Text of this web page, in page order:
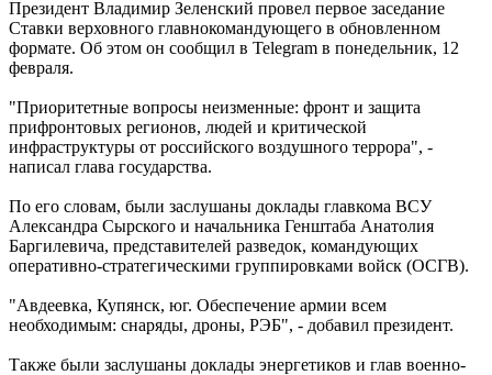
Президент Владимир Зеленский провел первое заседание
Ставки верховного главнокомандующего в обновленном
формате. Об этом он сообщил в Telegram в понедельник, 12
февраля.
"Приоритетные вопросы неизменные: фронт и защита
прифронтовых регионов, людей и критической
инфраструктуры от российского воздушного террора", -
написал глава государства.
По его словам, были заслушаны доклады главкома ВСУ
Александра Сырского и начальника Генштаба Анатолия
Баргилевича, представителей разведок, командующих
оперативно-стратегическими группировками войск (ОСГВ).
"Авдеевка, Купянск, юг. Обеспечение армии всем
необходимым: снаряды, дроны, РЭБ", - добавил президент.
Также были заслушаны доклады энергетиков и глав военно-